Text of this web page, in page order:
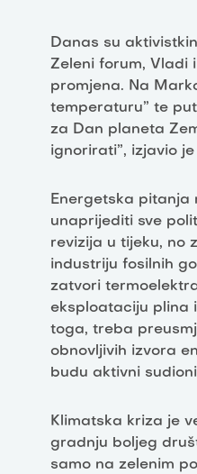
Danas su
Zeleni forum, Vladi
promjena. Na
temperaturu” te
za Dan planeta
ignorirati”, izjavio je
Energetska pitanja
unaprijediti sve
revizija u tijeku, no
industriju fosilnih
zatvori
eksploataciju plina
toga, treba
obnovljivih izvora
budu aktivni
Klimatska kriza je
gradnju boljeg
samo na zelenim